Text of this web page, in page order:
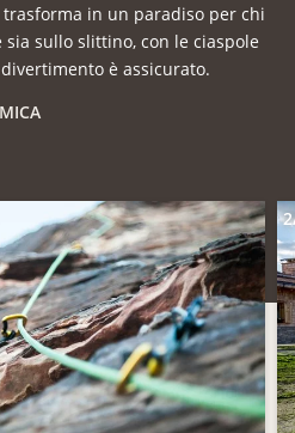
trasforma in un paradiso per chi
sia sullo slittino, con le ciaspole
è assicurato.